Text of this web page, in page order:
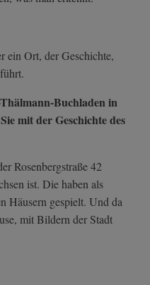
ein Ort, der Geschichte,
Buchladen in
mit der Geschichte des
Rosenbergstraße 42
ist. Die haben als
Häusern gespielt. Und da
mit Bildern der Stadt